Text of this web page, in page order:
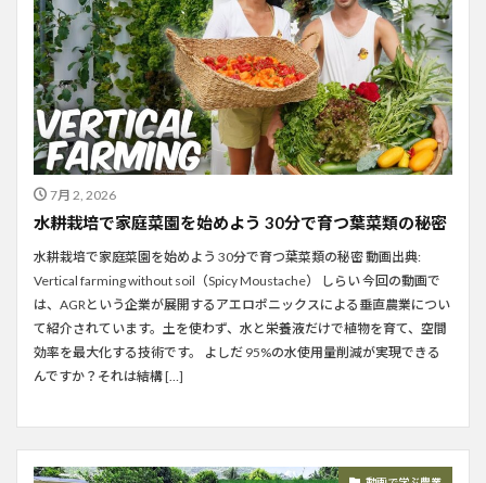
7月 2, 2026
水耕栽培で家庭菜園を始めよう 30分で育つ葉菜類の秘密
水耕栽培で家庭菜園を始めよう 30分で育つ葉菜類の秘密 動画出典:
Vertical farming without soil（Spicy Moustache） しらい 今回の動画で
は、AGRという企業が展開するアエロポニックスによる垂直農業につい
て紹介されています。土を使わず、水と栄養液だけで植物を育て、空間
効率を最大化する技術です。 よしだ 95%の水使用量削減が実現できる
んですか？それは結構 […]